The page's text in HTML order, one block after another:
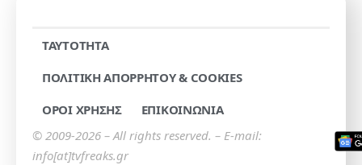
TAYTOTHTA
ΠΟΛΙΤΙΚΗ ΑΠΟΡΡΗΤΟΥ & COOKIES
ΟΡΟΙ ΧΡΗΣΗΣ
ΕΠΙΚΟΙΝΩΝΙΑ
© 2009-2026 – All rights reserved. – E-mail:
info[at]tvfreaks.gr